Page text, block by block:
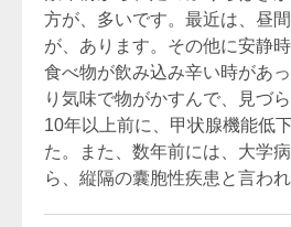
方が、多いです。最近は、昼
が、あります。その他に安静
食べ物が飲み込み辛い時があ
り気味で物がかすんで、見づ
10年以上前に、甲状腺機能低
た。また、数年前には、大学
ら、縦隔の囊胞性疾患と言われ